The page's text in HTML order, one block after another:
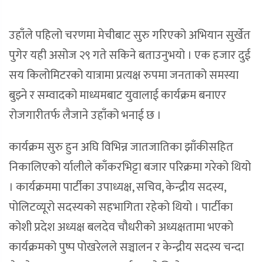
उहाँले पहिलो चरणमा मेचीबाट सुरु गरिएको अभियान सुर्खेत
पुगेर यही असोज २९ गते सकिने बताउनुभयो । एक हजार दुई
सय किलोमिटरको यात्रामा प्रत्यक्ष रुपमा जनताको समस्या
बुझ्ने र सम्वादको माध्यमबाट युवालाई कार्यक्रम बनाएर
रोजगारीतर्फ लैजाने उहाँको भनाई छ ।
कार्यक्रम सुरु हुन अघि विभिन्न जातजातिका झाँकीसहित
निकालिएको र्यालीले काँकरभिट्टा बजार परिक्रमा गरेको थियो
। कार्यक्रममा पार्टीका उपाध्यक्ष, सचिव, केन्द्रीय सदस्य,
पोलिटव्यूरो सदस्यको सहभागिता रहेको थियो । पार्टीका
कोशी प्रदेश अध्यक्ष बलदेव चौधरीको अध्यक्षतामा भएको
कार्यक्रमको पुष्प पोखरेलले सञ्चालन र केन्द्रीय सदस्य चन्दा